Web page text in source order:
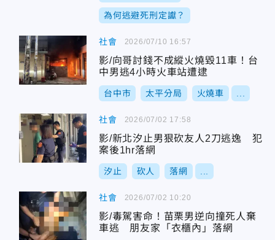
為何逃避死刑定讞？
社會
影/向哥討錢不成縱火燒毀11車！台
中男逃4小時火車站遭逮
台中市 太平分局 火燒車
2026/07/10 16:57
社會
影/新北汐止男狠砍友人2刀逃逸 犯
案後1hr落網
汐止 砍人 落網
2026/07/02 17:58
社會
影/毒駕害命！苗栗男逆向撞死人棄
車逃 朋友家「衣櫃內」落網
2026/07/02 10:20